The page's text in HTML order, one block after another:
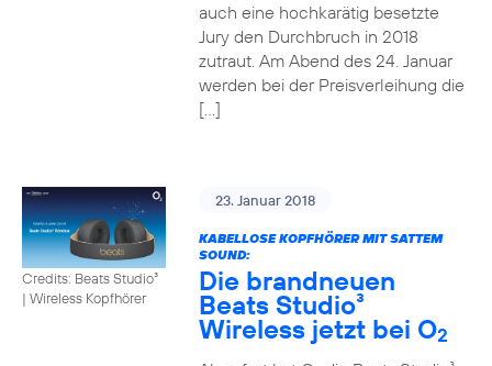
auch eine hochkarätig besetzte
Jury den Durchbruch in 2018
zutraut. Am Abend des 24. Januar
werden bei der Preisverleihung die
[…]
Credits: Beats Studio³
| Wireless Kopfhörer
23. Januar 2018
KABELLOSE KOPFHÖRER MIT SATTEM
SOUND:
Die brandneuen
Beats Studio³
Wireless jetzt bei O2